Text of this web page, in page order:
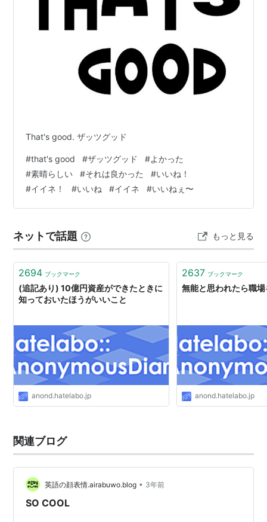
That's good. ザッツグッド
#that's good #ザッツグッド #よかった
#素晴らしい #それは良かった #いいね！
#イイネ！ #いいね #イイネ #いいねぇ〜
ネットで話題 もっと見る
2694 ブックマーク
(追記あり) 10億円資産ができたときに
知っておいたほうがいいこと
anond.hatelabo.jp
2637 ブックマーク
無能と思われたら職
anond.hatelabo.jp
関連ブログ
英語の顔表情.airabuwo.blog • 3年前
SO COOL